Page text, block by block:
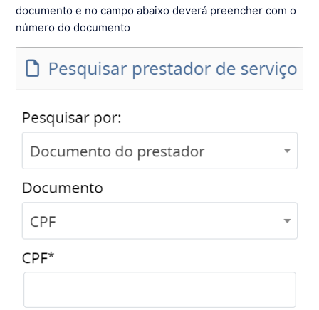
documento e no campo abaixo deverá preencher com o
número do documento